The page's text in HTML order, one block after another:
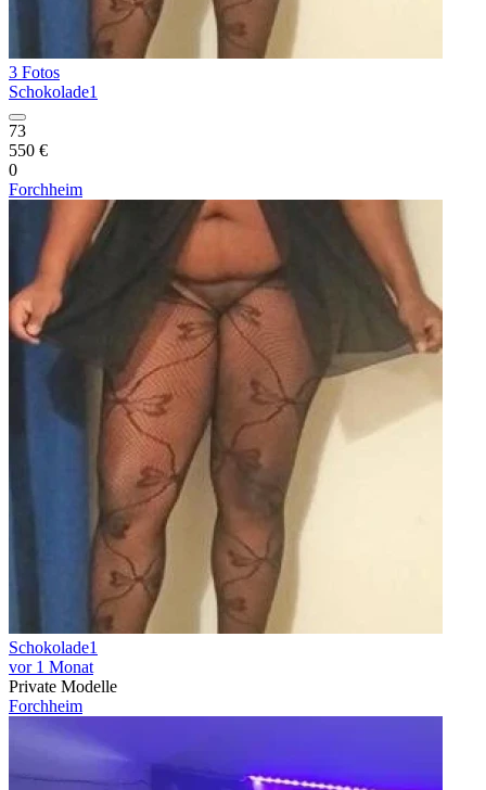
3 Fotos
Schokolade1
73
550 €
0
Forchheim
Schokolade1
vor 1 Monat
Private Modelle
Forchheim